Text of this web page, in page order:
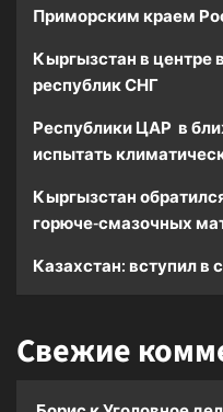
Приморским краем
Кыргызстан в центре
республик СНГ
Республики ЦАР в
испытать
Кыргызстан
горюче-смазочных
Казахстан: вступил в
Свежие